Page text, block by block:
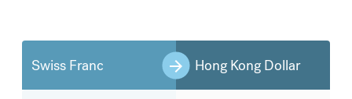
Swiss Franc Hong Kong Dollar